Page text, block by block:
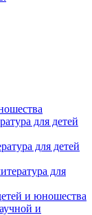
для детей
для детей
для
и юношества
и